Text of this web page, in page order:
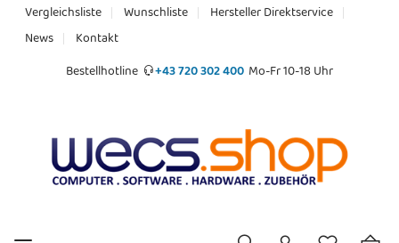
Vergleichsliste Wunschliste
Hersteller Direktservice
News
Kontakt
Bestellhotline
+43 720 302 400 Mo-Fr 10-18 Uhr